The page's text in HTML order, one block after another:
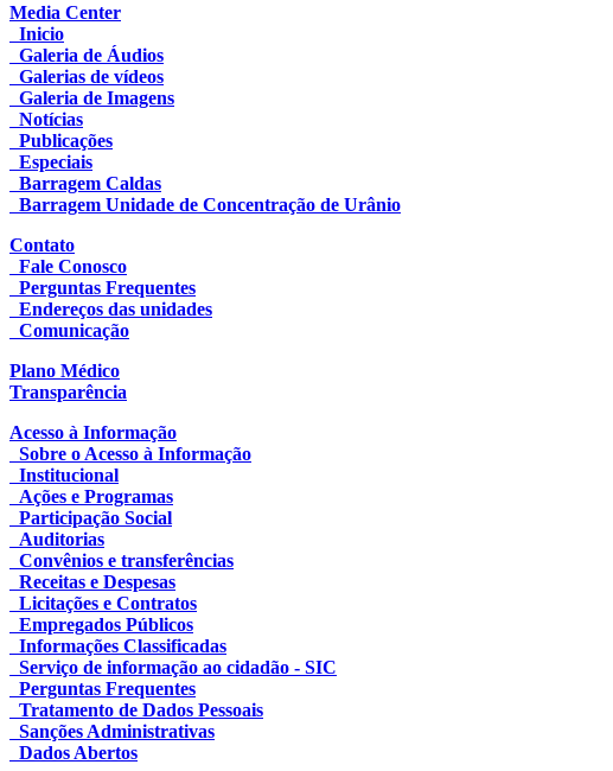
Media Center
Inicio
Galeria de Áudios
Galerias de vídeos
Galeria de Imagens
Notícias
Publicações
Especiais
Barragem Caldas
Barragem Unidade de Concentração de Urânio
Contato
Fale Conosco
Perguntas Frequentes
Endereços das unidades
Comunicação
Plano Médico
Transparência
Acesso à Informação
Sobre o Acesso à Informação
Institucional
Ações e Programas
Participação Social
Auditorias
Convênios e transferências
Receitas e Despesas
Licitações e Contratos
Empregados Públicos
Informações Classificadas
Serviço de informação ao cidadão - SIC
Perguntas Frequentes
Tratamento de Dados Pessoais
Sanções Administrativas
Dados Abertos